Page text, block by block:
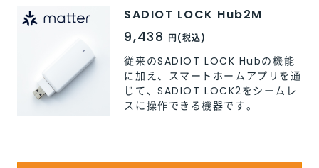
SADIOT LOCK Hub2M
9,438 円(税込)
従来のSADIOT LOCK Hubの機能
に加え、スマートホームアプリを通
じて、SADIOT LOCK2をシームレ
スに操作できる機器です。